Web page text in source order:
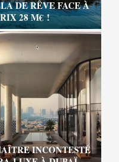
DE RÊVE FACE À
28 M€ !
INCONTESTÉ